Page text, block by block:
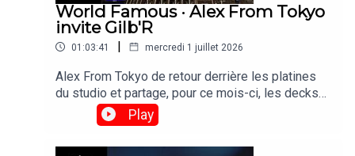
World Famous · Alex From Tokyo
invite Gilb'R
01:03:41 | mercredi 1 juillet 2026
Alex From Tokyo de retour derrière les platines
du studio et partage, pour ce mois-ci, les decks
avec Gilb'r, DJ et fondateur du label Versatile.
Play